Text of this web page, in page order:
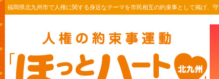
福岡県北九州市で人権に関する身近なテーマを市民相互の約束事として掲げ、